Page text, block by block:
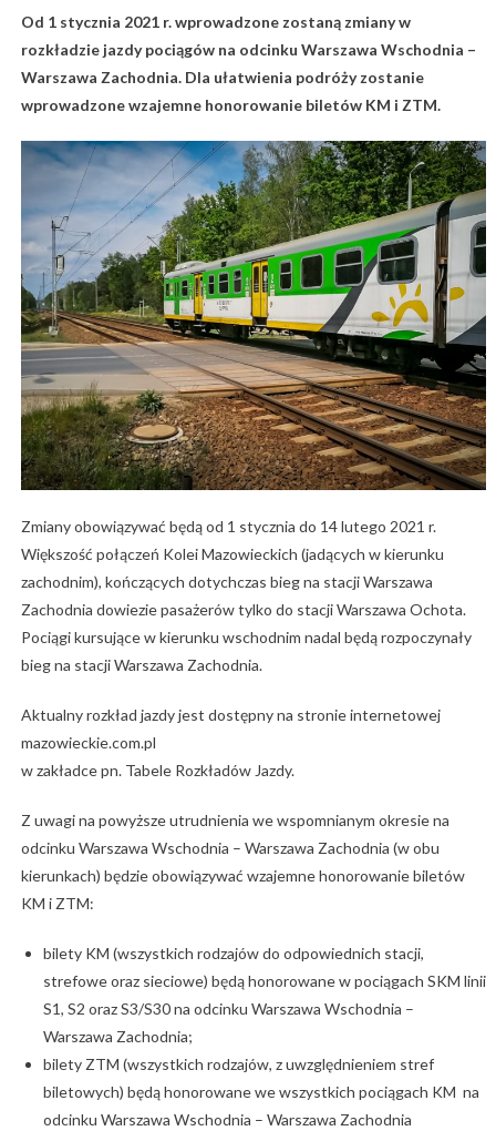
Od 1 stycznia 2021 r. wprowadzone zostaną zmiany w
rozkładzie jazdy pociągów na odcinku Warszawa Wschodnia –
Warszawa Zachodnia. Dla ułatwienia podróży zostanie
wprowadzone wzajemne honorowanie biletów KM i ZTM.
Zmiany obowiązywać będą od 1 stycznia do 14 lutego 2021 r.
Większość połączeń Kolei Mazowieckich (jadących w kierunku
zachodnim), kończących dotychczas bieg na stacji Warszawa
Zachodnia dowiezie pasażerów tylko do stacji Warszawa Ochota.
Pociągi kursujące w kierunku wschodnim nadal będą rozpoczynały
bieg na stacji Warszawa Zachodnia.
Aktualny rozkład jazdy jest dostępny na stronie internetowej
mazowieckie.com.pl
w zakładce pn. Tabele Rozkładów Jazdy.
Z uwagi na powyższe utrudnienia we wspomnianym okresie na
odcinku Warszawa Wschodnia – Warszawa Zachodnia (w obu
kierunkach) będzie obowiązywać wzajemne honorowanie biletów
KM i ZTM:
bilety KM (wszystkich rodzajów do odpowiednich stacji,
strefowe oraz sieciowe) będą honorowane w pociągach SKM linii
S1, S2 oraz S3/S30 na odcinku Warszawa Wschodnia –
Warszawa Zachodnia;
bilety ZTM (wszystkich rodzajów, z uwzględnieniem stref
biletowych) będą honorowane we wszystkich pociągach KM na
odcinku Warszawa Wschodnia – Warszawa Zachodnia